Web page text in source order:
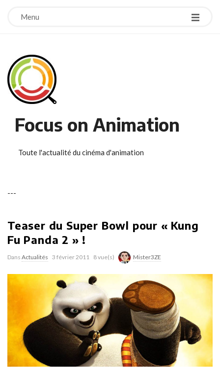
Menu
Focus on Animation
Toute l'actualité du cinéma d'animation
---
Teaser du Super Bowl pour « Kung
Fu Panda 2 » !
Dans Actualités 3 février 2011 8 vue(s) Mister3ZE